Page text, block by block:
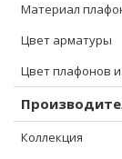
Материал
Цвет арматуры
Цвет плафонов
Коллекция